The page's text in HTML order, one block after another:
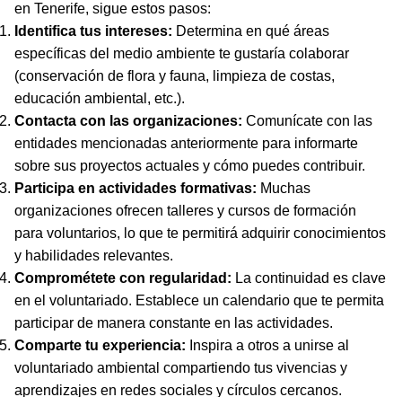
en Tenerife, sigue estos pasos:
Identifica tus intereses: Determina en qué áreas
específicas del medio ambiente te gustaría colaborar
(conservación de flora y fauna, limpieza de costas,
educación ambiental, etc.).
Contacta con las organizaciones: Comunícate con las
entidades mencionadas anteriormente para informarte
sobre sus proyectos actuales y cómo puedes contribuir.
Participa en actividades formativas: Muchas
organizaciones ofrecen talleres y cursos de formación
para voluntarios, lo que te permitirá adquirir conocimientos
y habilidades relevantes.
Comprométete con regularidad: La continuidad es clave
en el voluntariado. Establece un calendario que te permita
participar de manera constante en las actividades.
Comparte tu experiencia: Inspira a otros a unirse al
voluntariado ambiental compartiendo tus vivencias y
aprendizajes en redes sociales y círculos cercanos.